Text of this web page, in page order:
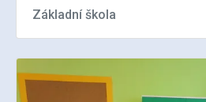
Základní škola